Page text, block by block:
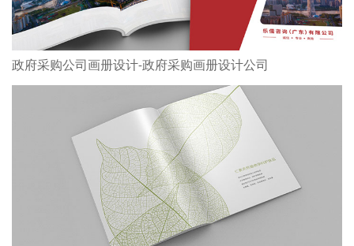
政府采购公司画册设计-政府采购画册设计公司